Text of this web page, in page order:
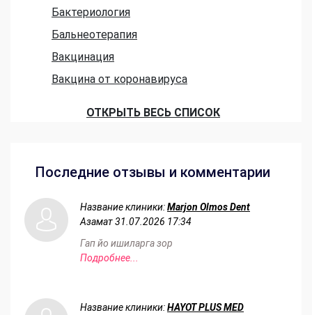
Бактериология
Бальнеотерапия
Вакцинация
Вакцина от коронавируса
ОТКРЫТЬ ВЕСЬ СПИСОК
Последние отзывы и комментарии
Название клиники:Marjon Olmos Dent
Азамат31.07.2026 17:34
Гап йо ишиларга зор
Подробнее...
Название клиники:HAYOT PLUS MED